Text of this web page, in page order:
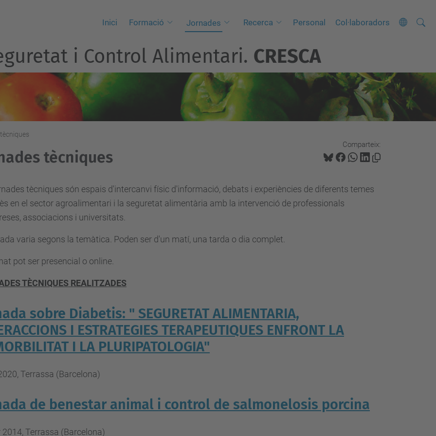
Inici Formació Jornades Recerca Personal Col·laboradors Cerca
C
a
v
a
i Control Alimentari. CRESCA
Comparteix:
tècniques
tècniques són espais d'intercanvi físic d'informació, debats i experiències de diferents temes
en el sector agroalimentari i la seguretat alimentària amb la intervenció de professionals
associacions i universitats.
varia segons la temàtica. Poden ser d'un matí, una tarda o dia complet.
pot ser presencial o online.
TÈCNIQUES REALITZADES
sobre Diabetis: " SEGURETAT ALIMENTARIA,
I ESTRATEGIES TERAPEUTIQUES ENFRONT LA
I LA PLURIPATOLOGIA"
Terrassa (Barcelona)
de benestar animal i control de salmonelosis porcina
2014, Terrassa (Barcelona)